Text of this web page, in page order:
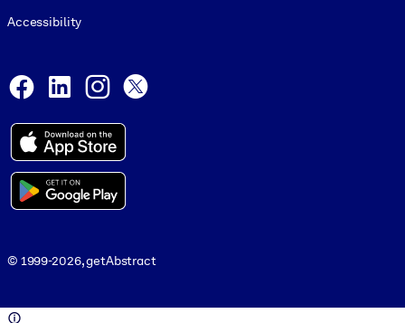
Accessibility
Facebook
LinkedInInstagram
© 1999-2026, getAbstract